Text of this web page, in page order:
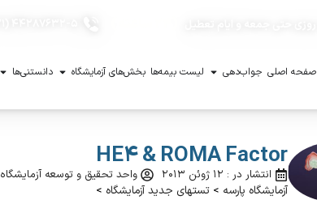
صفحه اصلی جواب‌دهی لیست بیمه‌ها بخش‌های آزمایشگاه دانستنی‌ها
HE۴ & ROMA Factor
انتشار در : ۱۲ ژوئن ۲۰۱۳ واحد تحقیق و توسعه آزمایشگاه
آزمایشگاه پارسه > تستهای جدید آزمایشگاه >